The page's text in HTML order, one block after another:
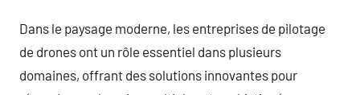
Dans le paysage moderne, les entreprises de pilotage
de drones ont un rôle essentiel dans plusieurs
domaines, offrant des solutions innovantes pour